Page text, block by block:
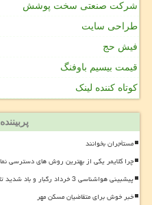
شرکت صنعتی سخت پوشش
طراحی سایت
فیش حج
قیمت بیسیم باوفنگ
کوتاه کننده لینک
مستأجران بخوانند
چرا کلایمر یکی از بهترین روش های دسترسی
پیشبینی هواشناسی 3 خرداد رگبار و باد شدید تا روز سه شنبه ادامه دارد
خبر خوش برای متقاضیان مسکن مهر